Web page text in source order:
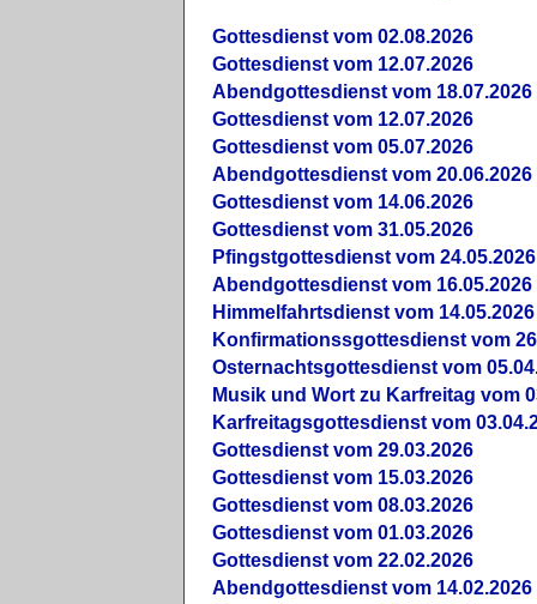
Gottesdienst vom 02.08.2026
Gottesdienst vom 12.07.2026
Abendgottesdienst vom 18.07.2026
Gottesdienst vom 12.07.2026
Gottesdienst vom 05.07.2026
Abendgottesdienst vom 20.06.2026
Gottesdienst vom 14.06.2026
Gottesdienst vom 31.05.2026
Pfingstgottesdienst vom 24.05.2026
Abendgottesdienst vom 16.05.2026
Himmelfahrtsdienst vom 14.05.2026
Konfirmationssgottesdienst vom
Osternachtsgottesdienst vom
Musik und Wort zu Karfreitag vom
Karfreitagsgottesdienst vom
Gottesdienst vom 29.03.2026
Gottesdienst vom 15.03.2026
Gottesdienst vom 08.03.2026
Gottesdienst vom 01.03.2026
Gottesdienst vom 22.02.2026
Abendgottesdienst vom 14.02.2026